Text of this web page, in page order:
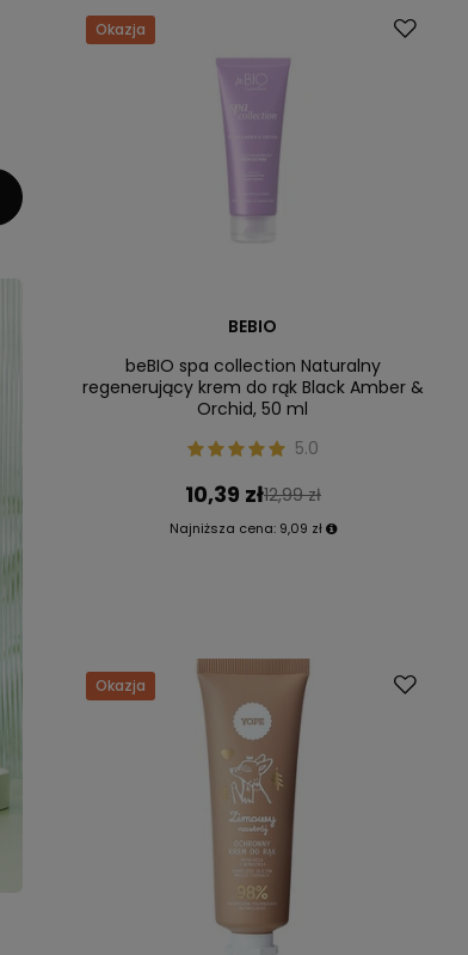
Okazja
BEBIO
beBIO spa collection Naturalny
regenerujący krem do rąk Black Amber &
Orchid, 50 ml
5.0
10,39 zł12,99 zł
Najniższa cena: 9,09 zł
Okazja